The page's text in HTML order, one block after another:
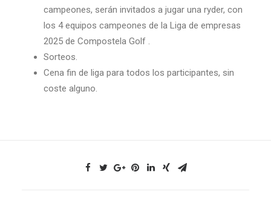
campeones, serán invitados a jugar una ryder, con
los 4 equipos campeones de la Liga de empresas
2025 de Compostela Golf .
Sorteos.
Cena fin de liga para todos los participantes, sin
coste alguno.